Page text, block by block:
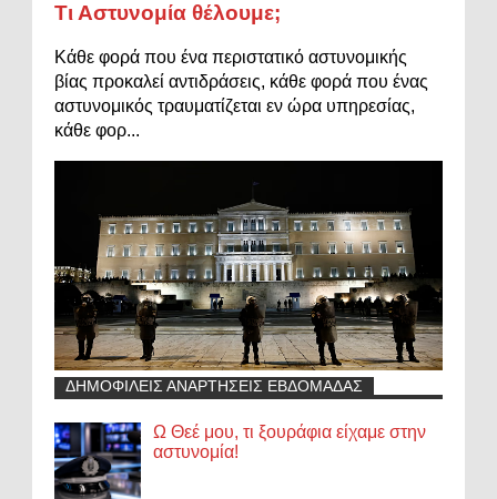
Τι Αστυνομία θέλουμε;
Κάθε φορά που ένα περιστατικό αστυνομικής
βίας προκαλεί αντιδράσεις, κάθε φορά που ένας
αστυνομικός τραυματίζεται εν ώρα υπηρεσίας,
κάθε φορ...
ΔΗΜΟΦΙΛΕΙΣ ΑΝΑΡΤΗΣΕΙΣ ΕΒΔΟΜΑΔΑΣ
Ω Θεέ μου, τι ξουράφια είχαμε στην
αστυνομία!